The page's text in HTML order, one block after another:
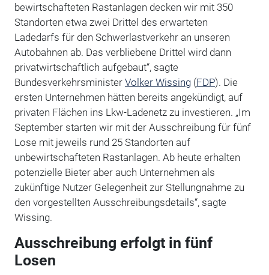
bewirtschafteten Rastanlagen decken wir mit 350
Standorten etwa zwei Drittel des erwarteten
Ladedarfs für den Schwerlastverkehr an unseren
Autobahnen ab. Das verbliebene Drittel wird dann
privatwirtschaftlich aufgebaut“, sagte
Bundesverkehrsminister Volker Wissing(FDP). Die
ersten Unternehmen hätten bereits angekündigt, auf
privaten Flächen ins Lkw-Ladenetz zu investieren. „Im
September starten wir mit der Ausschreibung für fünf
Lose mit jeweils rund 25 Standorten auf
unbewirtschafteten Rastanlagen. Ab heute erhalten
potenzielle Bieter aber auch Unternehmen als
zukünftige Nutzer Gelegenheit zur Stellungnahme zu
den vorgestellten Ausschreibungsdetails“, sagte
Wissing.
Ausschreibung erfolgt in fünf
Losen